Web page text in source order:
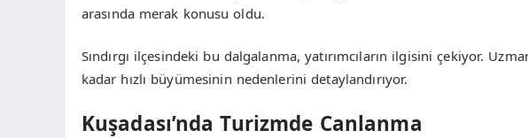
arasında merak konusu oldu.
Sındırgı ilçesindeki bu dalgalanma, yatırımcıların ilgisini çekiyor.
kadar hızlı büyümesinin nedenlerini detaylandırıyor.
Kuşadası’nda Turizmde Canlanma